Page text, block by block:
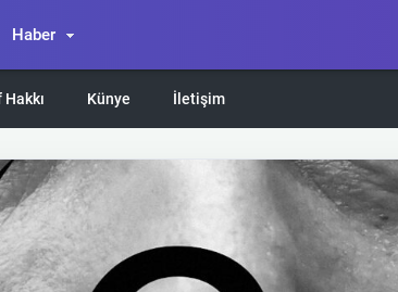
Haber
Künye İletişim